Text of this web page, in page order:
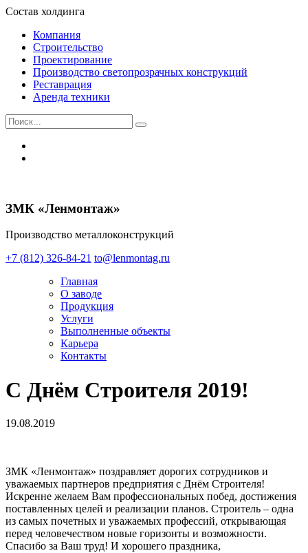
Состав холдинга
Компания
Строительство
Проектирование
Производство светопрозрачных конструкций
Реставрация
Аренда техники
ЗМК «Ленмонтаж»
Производство металлоконструкций
+7 (812) 326-84-21 to@lenmontag.ru
Главная
О заводе
Продукция
Услуги
Выполненные объекты
Карьера
Контакты
С Днём Строителя 2019!
19.08.2019
ЗМК «Ленмонтаж» поздравляет дорогих сотрудников и
уважаемых партнеров предприятия с Днём Строителя!
Искренне желаем Вам профессиональных побед, достижения
поставленных целей и реализации планов. Строитель – одна
из самых почетных и уважаемых профессий, открывающая
перед человечеством новые горизонты и возможности.
Спасибо за Ваш труд! И хорошего праздника,